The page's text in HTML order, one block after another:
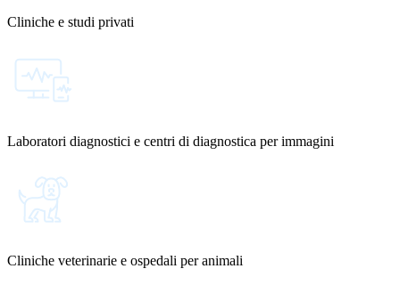
Cliniche e studi privati
Laboratori diagnostici e centri di diagnostica per immagini
Cliniche veterinarie e ospedali per animali